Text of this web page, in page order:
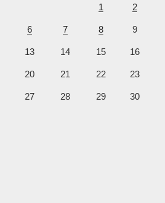
1 2
6 7 8 9
13 14 15 16
20 21 22 23
27 28 29 30